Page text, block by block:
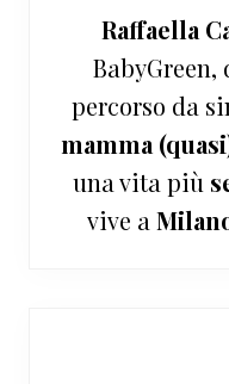
Raffaella
percorso da
mamma
una vita più
vive a